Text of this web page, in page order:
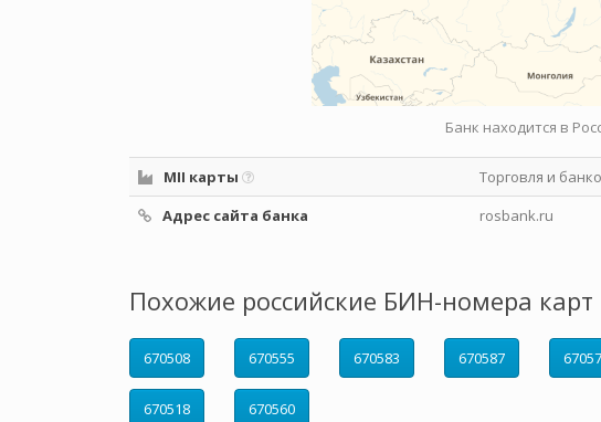
Банк находится в
MII карты
Торговля и
Адрес сайта банка
rosbank.ru
Похожие российские БИН-номера карт
670508 670555 670583 670587
670518 670560